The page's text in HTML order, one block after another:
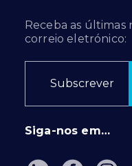
Receba as últimas
correio eletrónico:
Subscrever
Siga-nos em…